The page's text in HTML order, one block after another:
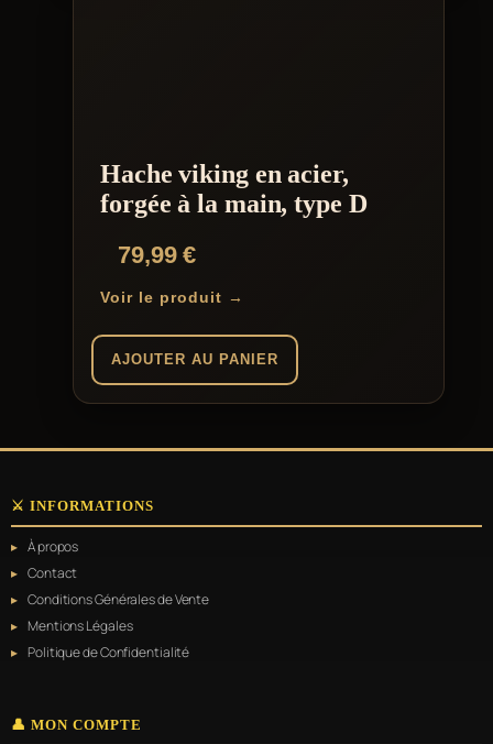
Hache viking en acier,
forgée à la main, type D
79,99€
Voir le produit →
AJOUTER AU PANIER
⚔️ INFORMATIONS
À propos
Contact
Conditions Générales de Vente
Mentions Légales
Politique de Confidentialité
👤 MON COMPTE